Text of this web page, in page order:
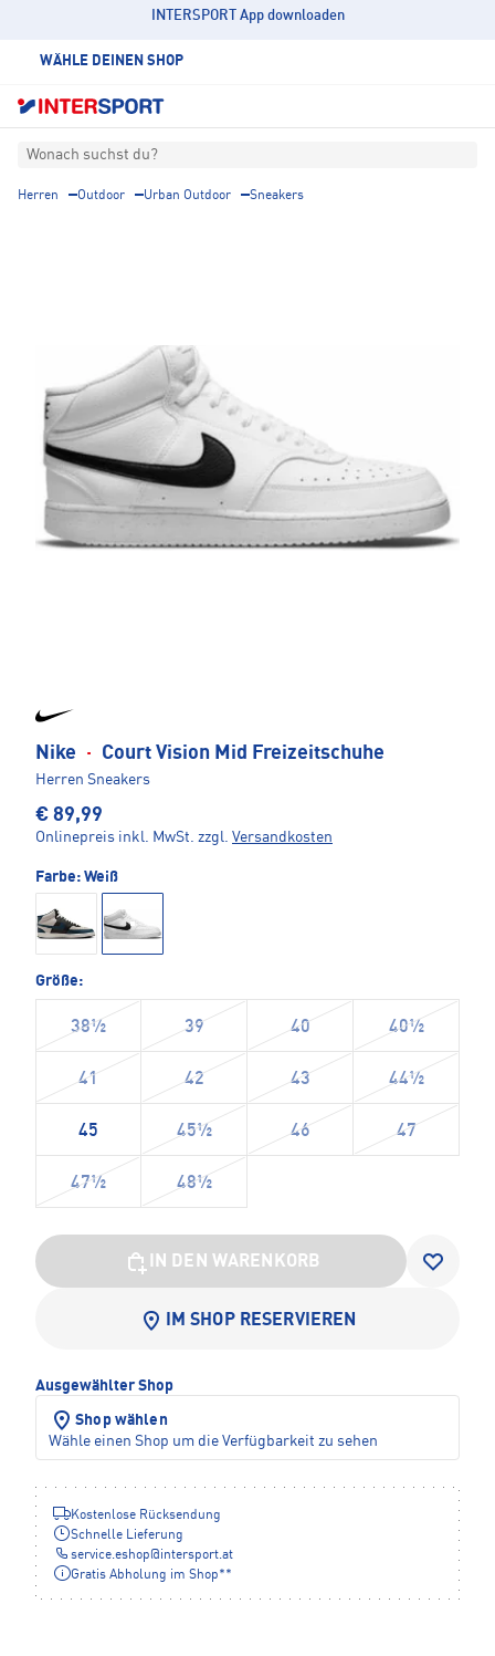
INTERSPORT App downloaden
WÄHLE DEINEN SHOP
Wonach suchst du?
Herren Outdoor Urban Outdoor Sneakers
Nike · Court Vision Mid Freizeitschuhe
Herren Sneakers
€ 89,99
Onlinepreis inkl. MwSt. zzgl. Versandkosten
Farbe: Weiß
Größe:
38½ 39 40 40½
41 42 43 44½
45 45½ 46 47
47½ 48½
IN DEN WARENKORB
IM SHOP RESERVIEREN
Ausgewählter Shop
Shop wählen
Wähle einen Shop um die Verfügbarkeit zu sehen
Kostenlose Rücksendung
Schnelle Lieferung
service.eshop@ intersport.at
Gratis Abholung im Shop**